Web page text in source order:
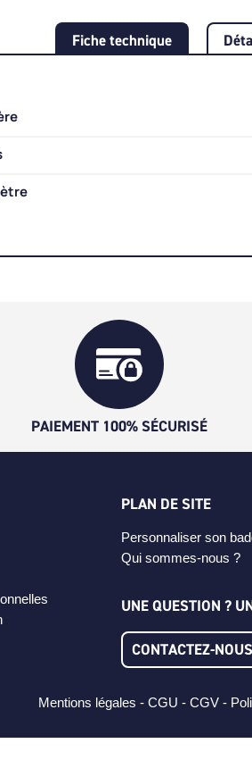
Fiche technique
PAIEMENT 100% SÉCURISÉ
PLAN DE SITE
Personnaliser son
Qui sommes-nous ?
UNE QUESTION ?
CONTACTEZ-NOUS
Mentions légales - CGU - CGV -